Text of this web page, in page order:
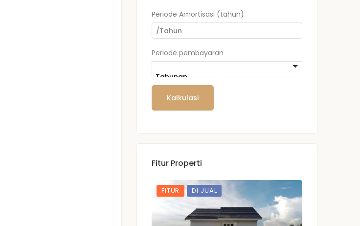
Periode Amortisasi (tahun)
Periode pembayaran
Fitur Properti
FITUR DI JUAL